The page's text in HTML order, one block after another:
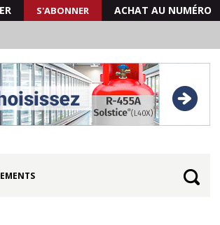
S'ABONNER ACHAT AU NUMÉRO